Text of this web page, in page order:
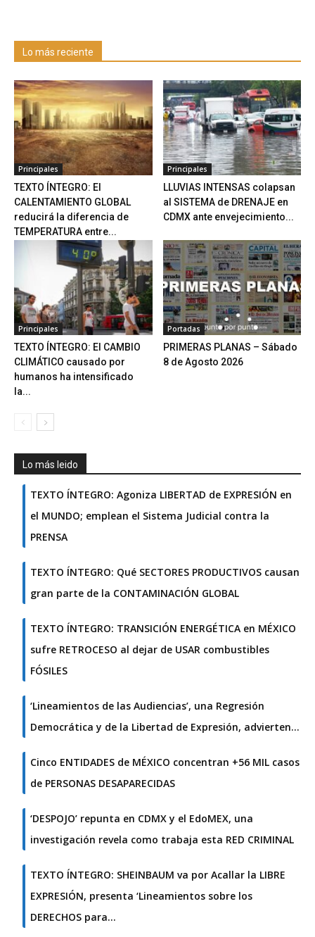
Lo más reciente
Principales
TEXTO ÍNTEGRO: El
CALENTAMIENTO GLOBAL
reducirá la diferencia de
TEMPERATURA entre...
Principales
LLUVIAS INTENSAS colapsan
al SISTEMA de DRENAJE en
CDMX ante envejecimiento...
Principales
TEXTO ÍNTEGRO: El CAMBIO
CLIMÁTICO causado por
humanos ha intensificado
la...
Portadas
PRIMERAS PLANAS – Sábado
8 de Agosto 2026
Lo más leido
TEXTO ÍNTEGRO: Agoniza LIBERTAD de EXPRESIÓN en
el MUNDO; emplean el Sistema Judicial contra la
PRENSA
TEXTO ÍNTEGRO: Qué SECTORES PRODUCTIVOS causan
gran parte de la CONTAMINACIÓN GLOBAL
TEXTO ÍNTEGRO: TRANSICIÓN ENERGÉTICA en MÉXICO
sufre RETROCESO al dejar de USAR combustibles
FÓSILES
‘Lineamientos de las Audiencias’, una Regresión
Democrática y de la Libertad de Expresión, advierten…
Cinco ENTIDADES de MÉXICO concentran +56 MIL casos
de PERSONAS DESAPARECIDAS
‘DESPOJO’ repunta en CDMX y el EdoMEX, una
investigación revela como trabaja esta RED CRIMINAL
TEXTO ÍNTEGRO: SHEINBAUM va por Acallar la LIBRE
EXPRESIÓN, presenta ‘Lineamientos sobre los
DERECHOS para…